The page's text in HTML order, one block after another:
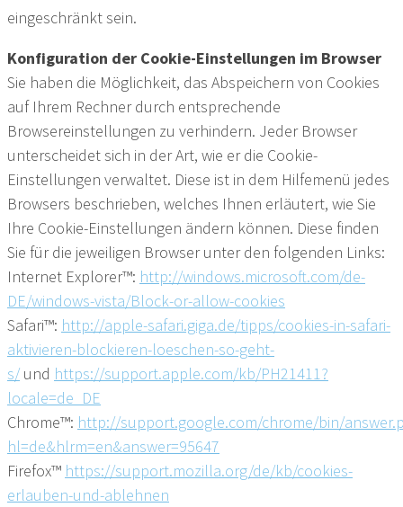
eingeschränkt sein.
Konfiguration der Cookie-Einstellungen im Browser
Sie haben die Möglichkeit, das Abspeichern von Cookies
auf Ihrem Rechner durch entsprechende
Browsereinstellungen zu verhindern. Jeder Browser
unterscheidet sich in der Art, wie er die Cookie-
Einstellungen verwaltet. Diese ist in dem Hilfemenü jedes
Browsers beschrieben, welches Ihnen erläutert, wie Sie
Ihre Cookie-Einstellungen ändern können. Diese finden
Sie für die jeweiligen Browser unter den folgenden Links:
Internet Explorer™: http://windows.microsoft.com/de-
DE/windows-vista/Block-or-allow-cookies
Safari™: http://apple-safari.giga.de/tipps/cookies-in-safari-
aktivieren-blockieren-loeschen-so-geht-
s/ und https://support.apple.com/kb/PH21411?
locale=de_DE
Chrome™: http://support.google.com/chrome/bin/
hl=de&hlrm=en&answer=95647
Firefox™ https://support.mozilla.org/de/kb/cookies-
erlauben-und-ablehnen